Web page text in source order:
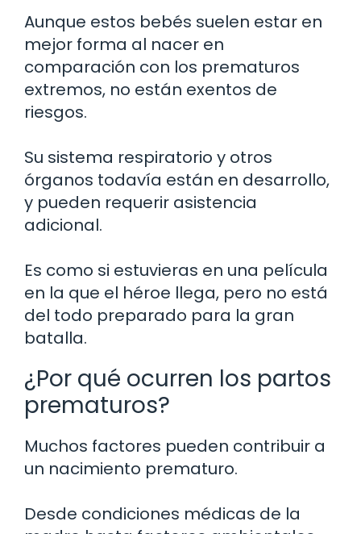
Aunque estos bebés suelen estar en
mejor forma al nacer en
comparación con los prematuros
extremos, no están exentos de
riesgos.
Su sistema respiratorio y otros
órganos todavía están en desarrollo,
y pueden requerir asistencia
adicional.
Es como si estuvieras en una película
en la que el héroe llega, pero no está
del todo preparado para la gran
batalla.
¿Por qué ocurren los partos
prematuros?
Muchos factores pueden contribuir a
un nacimiento prematuro.
Desde condiciones médicas de la